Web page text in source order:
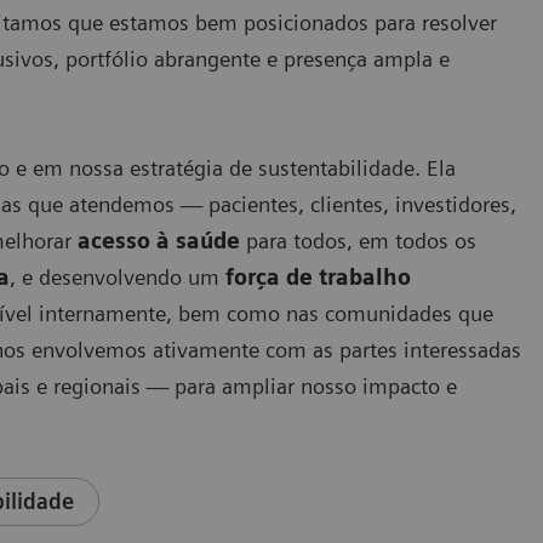
que estamos bem posicionados para resolver
portfólio abrangente e presença ampla e
em nossa estratégia de sustentabilidade. Ela
que atendemos — pacientes, clientes, investidores,
acesso à saúde para todos, em todos os
, e desenvolvendo um força de trabalho
internamente, bem como nas comunidades que
envolvemos ativamente com as partes interessadas
e regionais — para ampliar nosso impacto e